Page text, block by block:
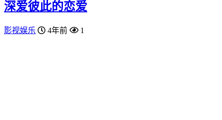
深爱彼此的恋爱
影视娱乐 4年前 1